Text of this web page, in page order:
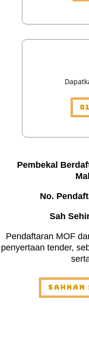
Pembekal
No.
Sah
Pendaftaran MOF
penyertaan tender,
Sahkan